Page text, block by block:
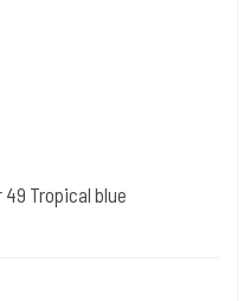
49 Tropical blue